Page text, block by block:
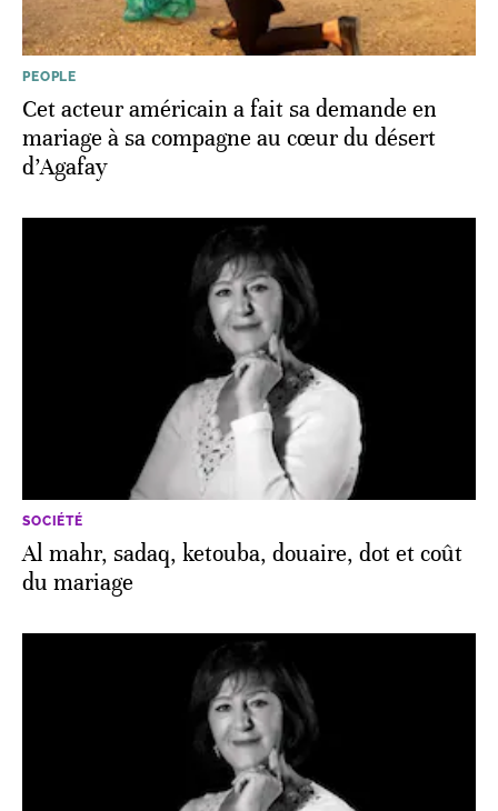
PEOPLE
Cet acteur américain a fait sa demande en
mariage à sa compagne au cœur du désert
d’Agafay
SOCIÉTÉ
Al mahr, sadaq, ketouba, douaire, dot et coût
du mariage